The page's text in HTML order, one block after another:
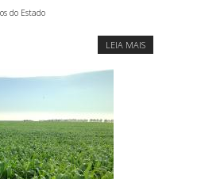
do Estado
LEIA MAIS